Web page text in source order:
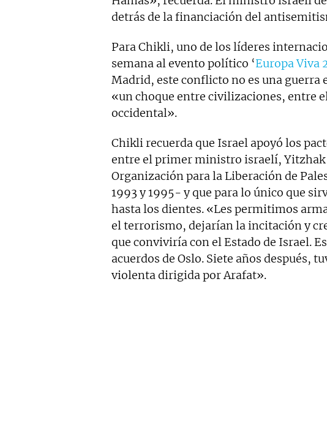
detrás de la financiación del
Para Chikli, uno de los líderes
semana al evento político ‘Europa Viva
Madrid, este conflicto no es una guerra
«un choque entre civilizaciones, entre
occidental».
Chikli recuerda que Israel apoyó los
entre el primer ministro israelí, Yitzhak
Organización para la Liberación de
1993 y 1995- y que para lo único que
hasta los dientes. «Les permitimos
el terrorismo, dejarían la incitación y
que conviviría con el Estado de Israel.
acuerdos de Oslo. Siete años después,
violenta dirigida por Arafat».